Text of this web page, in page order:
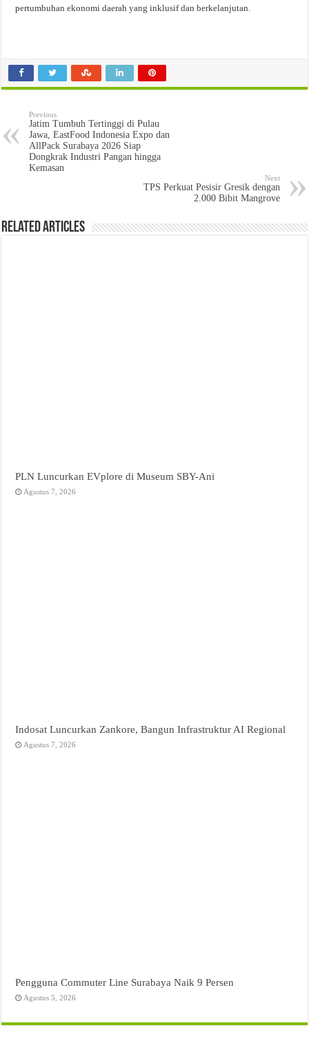
pertumbuhan ekonomi daerah yang inklusif dan berkelanjutan.
Previous
Jatim Tumbuh Tertinggi di Pulau
Jawa, EastFood Indonesia Expo dan
AllPack Surabaya 2026 Siap
Dongkrak Industri Pangan hingga
Kemasan
Next
TPS Perkuat Pesisir Gresik dengan
2.000 Bibit Mangrove
Related Articles
PLN Luncurkan EVplore di Museum SBY-Ani
Agustus 7, 2026
Indosat Luncurkan Zankore, Bangun Infrastruktur AI Regional
Agustus 7, 2026
Pengguna Commuter Line Surabaya Naik 9 Persen
Agustus 5, 2026